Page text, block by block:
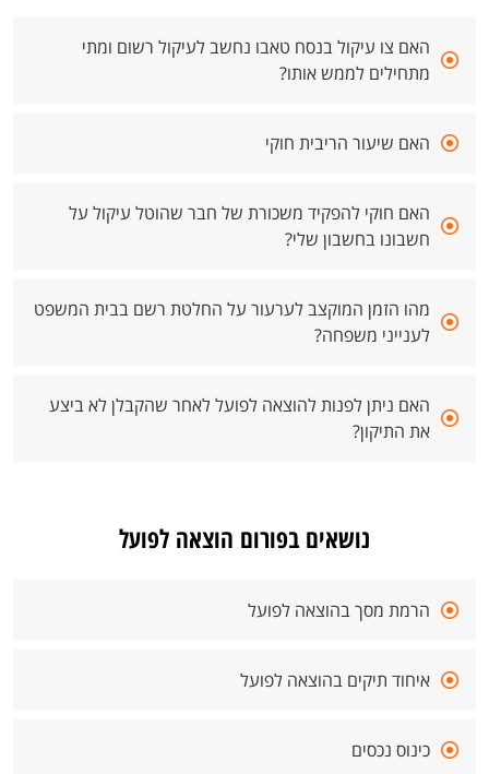
האם צו עיקול בנסח טאבו נחשב לעיקול רשום ומתי
מתחילים לממש אותו?
האם שיעור הריבית חוקי
האם חוקי להפקיד משכורת של חבר שהוטל עיקול על
חשבונו בחשבון שלי?
מהו הזמן המוקצב לערעור על החלטת רשם בבית המשפט
לענייני משפחה?
האם ניתן לפנות להוצאה לפועל לאחר שהקבלן לא ביצע
את התיקון?
נושאים בפורום הוצאה לפועל
הרמת מסך בהוצאה לפועל
איחוד תיקים בהוצאה לפועל
כינוס נכסים